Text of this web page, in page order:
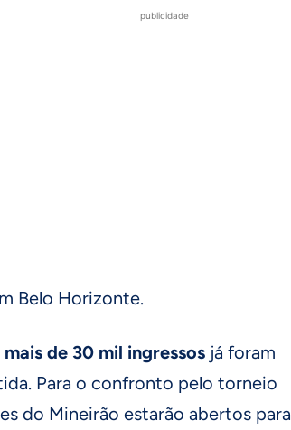
publicidade
Belo Horizonte.
mais de 30 mil ingressos já foram
Para o confronto pelo torneio
do Mineirão estarão abertos para